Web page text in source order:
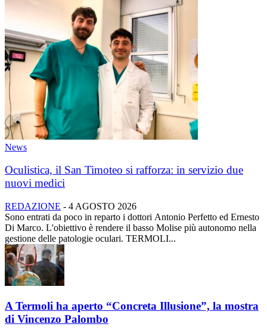
News
Oculistica, il San Timoteo si rafforza: in servizio due
nuovi medici
REDAZIONE - 4 AGOSTO 2026
Sono entrati da poco in reparto i dottori Antonio Perfetto ed Ernesto
Di Marco. L'obiettivo è rendere il basso Molise più autonomo nella
gestione delle patologie oculari. TERMOLI...
A Termoli ha aperto “Concreta Illusione”, la mostra
di Vincenzo Palombo